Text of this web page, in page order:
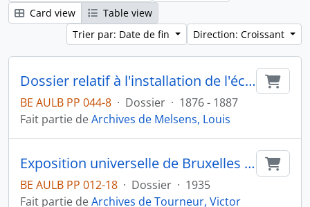
Card view
Table view
Trier par: Date de fin
Direction: Croissant
Dossier relatif à l'installation de l'éclairage dans la ville de Bruxelles
BE AULB PP 044-8 · Dossier · 1876 - 1887
Fait partie deArchives de Melsens, Louis
Exposition universelle de Bruxelles : cartes, invitations
BE AULB PP 012-18 · Dossier · 1935
Fait partie deArchives de Tourneur, Victor